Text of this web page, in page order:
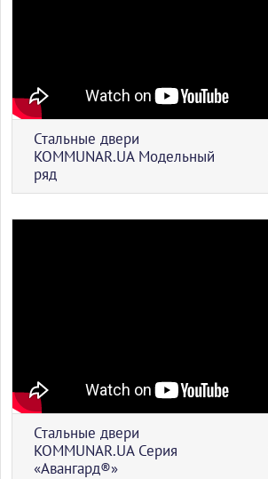
Стальные двери
KOMMUNAR.UA Модельный
ряд
Стальные двери
KOMMUNAR.UA Серия
«Авангард®»